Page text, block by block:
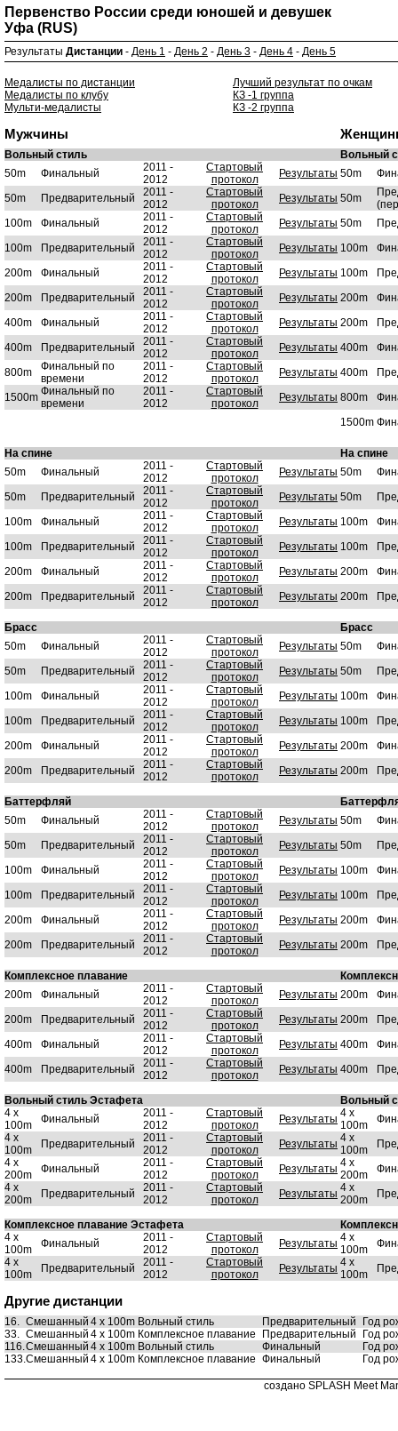
Первенство России среди юношей и девушек
Уфа (RUS)
Результаты Дистанции - День 1 - День 2 - День 3 - День 4 - День 5
Медалисты по дистанции
Лучший результат по очкам
Медалисты по клубу
КЗ -1 группа
Мульти-медалисты
КЗ -2 группа
Мужчины
Вольный стиль
Вольный
50m
Финальный
2011 -
2012
Стартовый
протокол
Результаты 50m
50m
Предварительный
2011 -
2012
Стартовый
протокол
Результаты 50m
100m
Финальный
2011 -
2012
Стартовый
протокол
Результаты 50m
100m
Предварительный
2011 -
2012
Стартовый
протокол
Результаты 100m
200m
Финальный
2011 -
2012
Стартовый
протокол
Результаты 100m
200m
Предварительный
2011 -
2012
Стартовый
протокол
Результаты 200m
400m
Финальный
2011 -
2012
Стартовый
протокол
Результаты 200m
400m
Предварительный
2011 -
2012
Стартовый
протокол
Результаты 400m
800m
Финальный по
времени
2011 -
2012
Стартовый
протокол
Результаты 400m
1500m Финальный по
времени
2011 -
2012
Стартовый
протокол
Результаты 800m
1500m
На спине
На спине
50m
Финальный
2011 -
2012
Стартовый
протокол
Результаты 50m
50m
Предварительный
2011 -
2012
Стартовый
протокол
Результаты 50m
100m
Финальный
2011 -
2012
Стартовый
протокол
Результаты 100m
100m
Предварительный
2011 -
2012
Стартовый
протокол
Результаты 100m
200m
Финальный
2011 -
2012
Стартовый
протокол
Результаты 200m
200m
Предварительный
2011 -
2012
Стартовый
протокол
Результаты 200m
Брасс
Брасс
50m
Финальный
2011 -
2012
Стартовый
протокол
Результаты 50m
50m
Предварительный
2011 -
2012
Стартовый
протокол
Результаты 50m
100m
Финальный
2011 -
2012
Стартовый
протокол
Результаты 100m
100m
Предварительный
2011 -
2012
Стартовый
протокол
Результаты 100m
200m
Финальный
2011 -
2012
Стартовый
протокол
Результаты 200m
200m
Предварительный
2011 -
2012
Стартовый
протокол
Результаты 200m
Баттерфляй
50m
Финальный
2011 -
2012
Стартовый
протокол
Результаты 50m
50m
Предварительный
2011 -
2012
Стартовый
протокол
Результаты 50m
100m
Финальный
2011 -
2012
Стартовый
протокол
Результаты 100m
100m
Предварительный
2011 -
2012
Стартовый
протокол
Результаты 100m
200m
Финальный
2011 -
2012
Стартовый
протокол
Результаты 200m
200m
Предварительный
2011 -
2012
Стартовый
протокол
Результаты 200m
Комплексное плавание
200m
Финальный
2011 -
2012
Стартовый
протокол
Результаты 200m
200m
Предварительный
2011 -
2012
Стартовый
протокол
Результаты 200m
400m
Финальный
2011 -
2012
Стартовый
протокол
Результаты 400m
400m
Предварительный
2011 -
2012
Стартовый
протокол
Результаты 400m
Вольный стиль Эстафета
Вольный
4 x
100m
Финальный
2011 -
2012
Стартовый
протокол
Результаты 4 x
100m
4 x
100m
Предварительный
2011 -
2012
Стартовый
протокол
Результаты 4 x
100m
4 x
200m
Финальный
2011 -
2012
Стартовый
протокол
Результаты 4 x
200m
4 x
200m
Предварительный
2011 -
2012
Стартовый
протокол
Результаты 4 x
200m
Комплексное плавание Эстафета
4 x
100m
Финальный
2011 -
2012
Стартовый
протокол
Результаты 4 x
100m
4 x
100m
Предварительный
2011 -
2012
Стартовый
протокол
Результаты 4 x
100m
Другие дистанции
16. Смешанный 4 x 100m Вольный стиль Предварительный
Год
33. Смешанный 4 x 100m Комплексное плавание Предварительный
Год
116.Смешанный 4 x 100m Вольный стиль Финальный
Год
133.Смешанный 4 x 100m Комплексное плавание Финальный Год
создано SPLASH Meet